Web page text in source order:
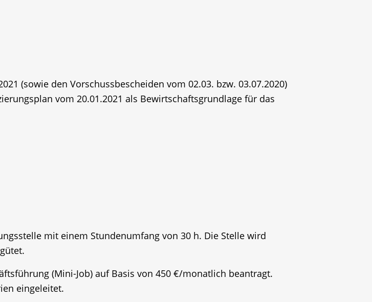
(sowie den Vorschussbescheiden vom 02.03. bzw. 03.07.2020)
vom 20.01.2021 als Bewirtschaftsgrundlage für das
mit einem Stundenumfang von 30 h. Die Stelle wird
(Mini-Job) auf Basis von 450 €/monatlich beantragt.
eingeleitet.